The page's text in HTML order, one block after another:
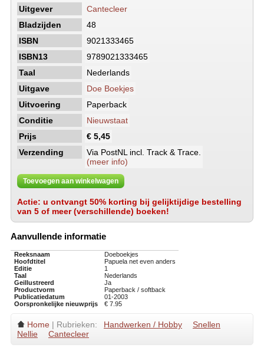
Uitgever
Cantecleer
Bladzijden
48
ISBN
9021333465
ISBN13
9789021333465
Taal
Nederlands
Uitgave
Doe Boekjes
Uitvoering
Paperback
Conditie
Nieuwstaat
Prijs
€ 5,45
Verzending
Via PostNL incl. Track & Trace.
(meer info)
Toevoegen aan winkelwagen
Actie: u ontvangt 50% korting bij gelijktijdige bestelling
van 5 of meer (verschillende) boeken!
Aanvullende informatie
Reeksnaam
Doeboekjes
Hoofdtitel
Papuela net even anders
Editie
1
Taal
Nederlands
Geillustreerd
Ja
Productvorm
Paperback / softback
Publicatiedatum
01-2003
Oorspronkelijke nieuwprijs
€ 7.95
Home | Rubrieken: Handwerken / Hobby
Snellen
Nellie
Cantecleer